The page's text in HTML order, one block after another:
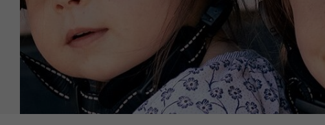
Tachometry Blatníky
Nářadí